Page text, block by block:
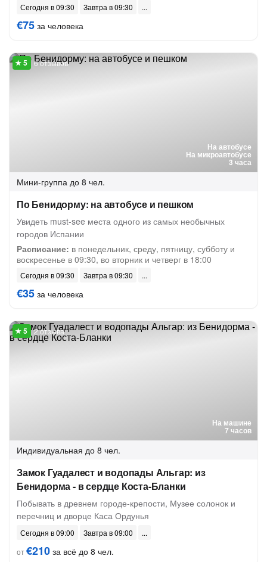
Сегодня в 09:30 Завтра в 09:30
€75 за человека
На автобусе
На микроавтобусе
3 часа
6 отзывов
Мини-группа до 8 чел.
По Бенидорму: на автобусе и пешком
Увидеть must-see места одного из самых необычных
городов Испании
Расписание: в понедельник, среду, пятницу, субботу и
воскресенье в 09:30, во вторник и четверг в 18:00
Сегодня в 09:30 Завтра в 09:30
€35 за человека
На машине
7 часов
2 отзыва
Индивидуальная до 8 чел.
Замок Гуадалест и водопады Альгар: из
Бенидорма - в сердце Коста-Бланки
Побывать в древнем городе-крепости, Музее солонок и
перечниц и дворце Каса Ордунья
Сегодня в 09:00
Завтра в 09:00
от€210 за всё до 8 чел.